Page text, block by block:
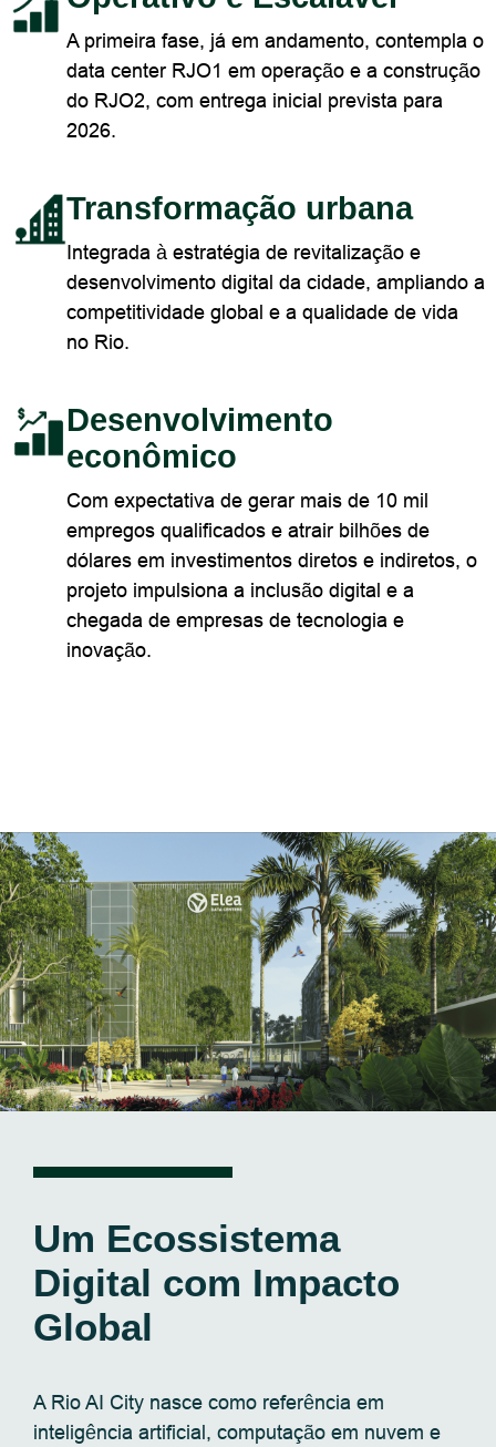
A primeira fase, já em andamento, contempla o
data center RJO1 em operação e a construção
do RJO2, com entrega inicial prevista para
2026.
Transformação urbana
Integrada à estratégia de revitalização e
desenvolvimento digital da cidade, ampliando a
competitividade global e a qualidade de vida
no Rio.
Desenvolvimento
econômico
Com expectativa de gerar mais de 10 mil
empregos qualificados e atrair bilhões de
dólares em investimentos diretos e indiretos, o
projeto impulsiona a inclusão digital e a
chegada de empresas de tecnologia e
inovação.
Um Ecossistema
Digital com Impacto
Global
A Rio AI City nasce como referência em
inteligência artificial, computação em nuvem e